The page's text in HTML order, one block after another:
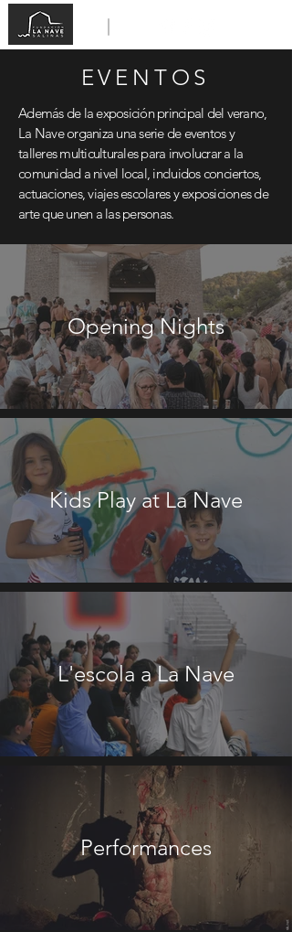
EVENTOS
Además de la exposición principal del verano,
La Nave organiza una serie de eventos y
talleres multiculturales para involucrar a la
comunidad a nivel local, incluidos conciertos,
actuaciones, viajes escolares y exposiciones de
arte que unen a las personas.
Opening Nights
Kids Play at La Nave
L'escola a La Nave
Performances